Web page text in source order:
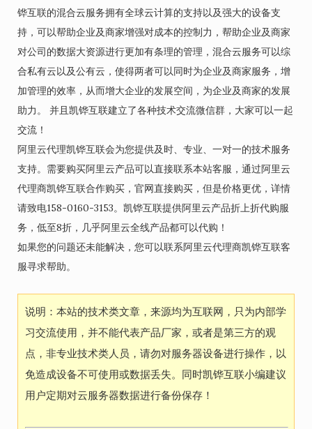
铧互联的混合云服务拥有全球云计算的支持以及强大的设备支
持，可以帮助企业及商家增强对成本的控制力，帮助企业及商家
对公司的数据大资源进行更加有条理的管理，混合云服务可以综
合私有云以及公有云，使得两者可以同时为企业及商家服务，增
加管理的效率，从而增大企业的发展空间，为企业及商家的发展
助力。 并且凯铧互联建立了各种技术交流微信群，大家可以一起
交流！
阿里云代理凯铧互联会为您提供及时、专业、一对一的技术服务
支持。需要购买阿里云产品可以直接联系本站客服，通过阿里云
代理商凯铧互联合作购买，官网直接购买，但是价格更优，详情
请致电158-0160-3153。凯铧互联提供阿里云产品折上折代购服
务，低至8折，几乎阿里云全线产品都可以代购！
如果您的问题还未能解决，您可以联系阿里云代理商凯铧互联客
服寻求帮助。
说明：本站的技术类文章，来源均为互联网，只为内部学
习交流使用，并不能代表产品厂家，或者是第三方的观
点，非专业技术类人员，请勿对服务器设备进行操作，以
免造成设备不可使用或数据丢失。同时凯铧互联小编建议
用户定期对云服务器数据进行备份保存！